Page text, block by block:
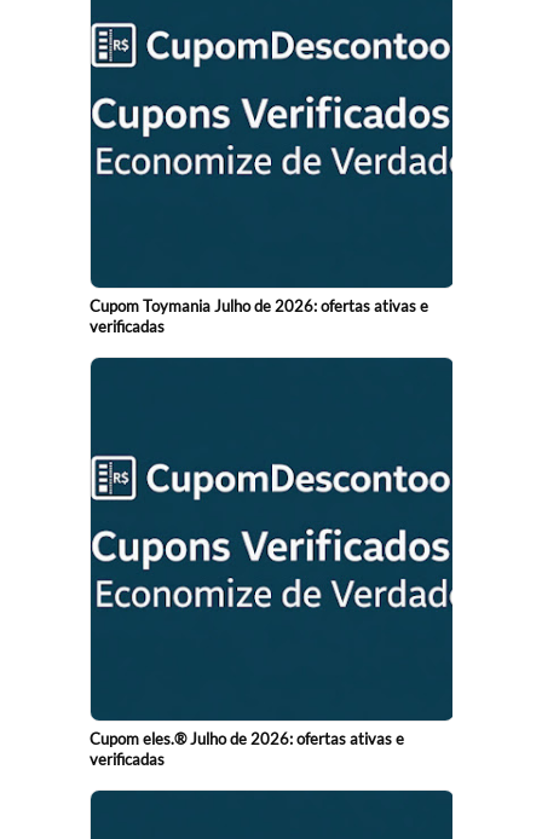
Cupom Toymania Julho de 2026: ofertas ativas e
verificadas
Cupom eles.® Julho de 2026: ofertas ativas e
verificadas